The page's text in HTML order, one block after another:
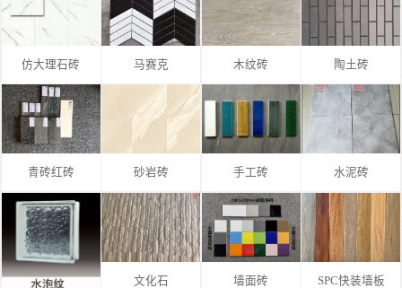
仿大理石砖 马赛克 木纹砖 陶土砖
青砖红砖 砂岩砖 手工砖 水泥砖
文化石 墙面砖 SPC快装墙板